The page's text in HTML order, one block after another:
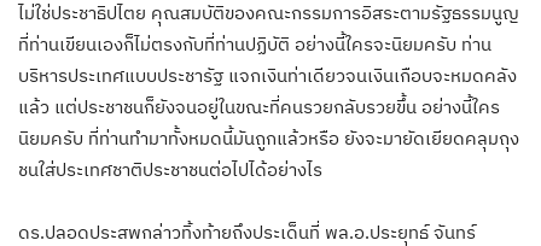
ไม่ใช่ประชาธิปไตย คุณสมบัติของคณะกรรมการอิสระตามรัฐธรรมนูญ
ที่ท่านเขียนเองก็ไม่ตรงกับที่ท่านปฏิบัติ อย่างนี้ใครจะนิยมครับ ท่าน
บริหารประเทศแบบประชารัฐ แจกเงินท่าเดียวจนเงินเกือบจะหมดคลัง
แล้ว แต่ประชาชนก็ยังจนอยู่ในขณะที่คนรวยกลับรวยขึ้น อย่างนี้ใคร
นิยมครับ ที่ท่านทำมาทั้งหมดนี้มันถูกแล้วหรือ ยังจะมายัดเยียดคลุมถุง
ชนใส่ประเทศชาติประชาชนต่อไปได้อย่างไร
ดร.ปลอดประสพกล่าวทิ้งท้ายถึงประเด็นที่ พล.อ.ประยุทธ์ จันทร์